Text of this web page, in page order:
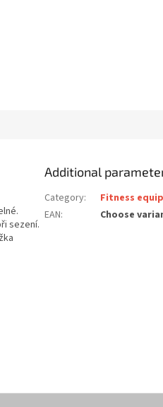
sezení.
Additional
Category:
Fitness
EAN: Choose